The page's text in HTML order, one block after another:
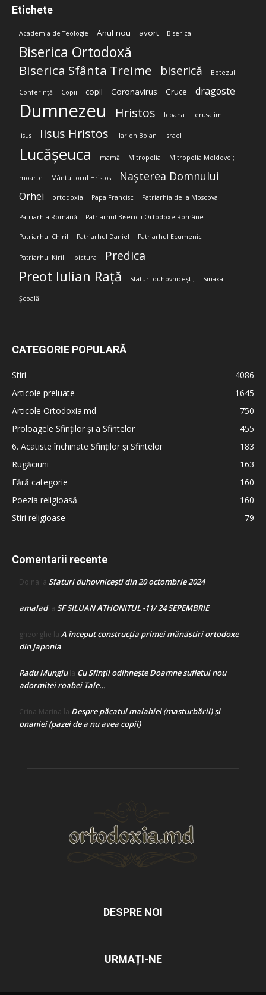
Etichete
Academia de Teologie Anul nou avort Biserica
Biserica Ortodoxă
Biserica Sfânta Treime biserică Botezul
Conferință Copii copil Coronavirus Cruce dragoste
Dumnezeu Hristos Icoana Ierusalim
Iisus Iisus Hristos Ilarion Boian Israel
Lucășeuca mamă Mitropolia Mitropolia Moldovei;
moarte Mântuitorul Hristos Nașterea Domnului
Orhei ortodoxia Papa Francisc Patriarhia de la Moscova
Patriarhia Română Patriarhul Bisericii Ortodoxe Române
Patriarhul Chiril Patriarhul Daniel Patriarhul Ecumenic
Patriarhul Kirill pictura Predica
Preot Iulian Rață Sfaturi duhovnicești; Sinaxa
Școală
CATEGORIE POPULARĂ
Stiri
4086
Articole preluate
1645
Articole Ortodoxia.md
750
Proloagele Sfinților și a Sfintelor
455
6. Acatiste închinate Sfinților și Sfintelor
183
Rugăciuni
163
Fără categorie
160
Poezia religioasă
160
Stiri religioase
79
Comentarii recente
Doina la Sfaturi duhovnicești din 20 octombrie 2024
amaladla SF SILUAN ATHONITUL -11/ 24 SEPEMBRIE
gheorghe la A început construcţia primei mănăstiri ortodoxe
din Japonia
Radu Mungiula Cu Sfinții odihnește Doamne sufletul nou
adormitei roabei Tale…
Crina Marina la Despre păcatul malahiei (masturbării) şi
onaniei (pazei de a nu avea copii)
DESPRE NOI
URMAȚI-NE